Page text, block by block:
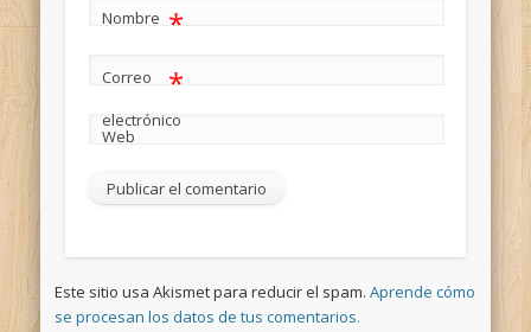
Nombre *
Correo
electrónico
*
Web
Este sitio usa Akismet para reducir el spam.Aprende cómo
se procesan los datos de tus comentarios.